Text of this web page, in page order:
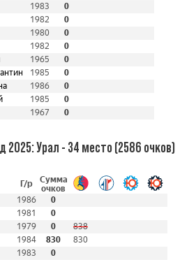
1983
0
1982
0
1980
0
1982
0
1965
0
1985
0
1986
0
1985
0
1967 0
2025: Урал - 34 место (2586 очков)
Г/р
Сумма
очков
1986
0
1981
0
1979 0
838
1984 830
830
1983
0